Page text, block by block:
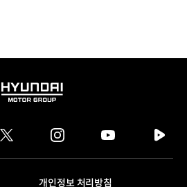
HYUNDAI
GROUP
twitter instagram
tv
개인정보 처리방침